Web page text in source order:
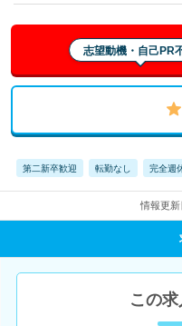
志望動機・自己PR
第二新卒歓迎 転勤なし 完全週
情報更新
この